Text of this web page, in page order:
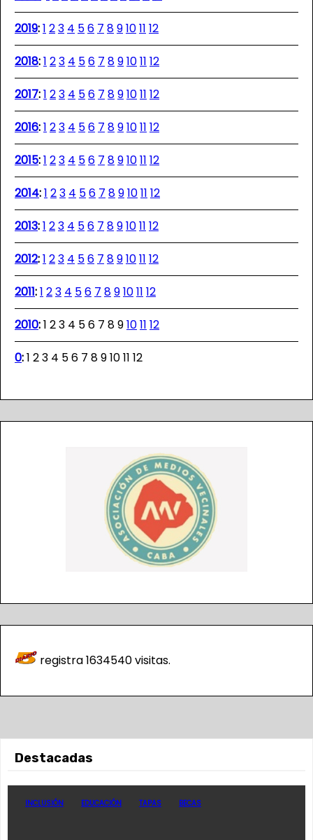
2019:1 23 4 56 7 891011 12
2018:1 23 4 56 7 891011 12
2017:1 23 4 56 7 891011 12
2016:1 23 4 56 7 891011 12
2015:1 23 4 56 7 891011 12
2014:1 23 4 56 7 891011 12
2013:1 23 4 56 7 891011 12
2012:1 23 4 56 7 891011 12
2011:1 23 4 56 7 891011 12
2010:1 23 4 56 7 891011 12
0:1 23 4 56 7 891011 12
registra1634540visitas.
Destacadas
INCLUSIÓN EDUCACIÓN TAPAS BECAS